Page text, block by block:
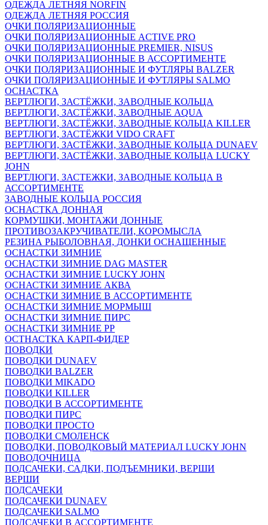
ОДЕЖДА ЛЕТНЯЯ NORFIN
ОДЕЖДА ЛЕТНЯЯ РОССИЯ
ОЧКИ ПОЛЯРИЗАЦИОННЫЕ
ОЧКИ ПОЛЯРИЗАЦИОННЫЕ ACTIVE PRO
ОЧКИ ПОЛЯРИЗАЦИОННЫЕ PREMIER, NISUS
ОЧКИ ПОЛЯРИЗАЦИОННЫЕ В АССОРТИМЕНТЕ
ОЧКИ ПОЛЯРИЗАЦИОННЫЕ И ФУТЛЯРЫ BALZER
ОЧКИ ПОЛЯРИЗАЦИОННЫЕ И ФУТЛЯРЫ SALMO
ОСНАСТКА
ВЕРТЛЮГИ, ЗАСТЁЖКИ, ЗАВОДНЫЕ КОЛЬЦА
ВЕРТЛЮГИ, ЗАСТЁЖКИ, ЗАВОДНЫЕ AQUA
ВЕРТЛЮГИ, ЗАСТЁЖКИ, ЗАВОДНЫЕ КОЛЬЦА KILLER
ВЕРТЛЮГИ, ЗАСТЁЖКИ VIDO CRAFT
ВЕРТЛЮГИ, ЗАСТЁЖКИ, ЗАВОДНЫЕ КОЛЬЦА DUNAEV
ВЕРТЛЮГИ, ЗАСТЁЖКИ, ЗАВОДНЫЕ КОЛЬЦА LUCKY
JOHN
ВЕРТЛЮГИ, ЗАСТЕЖКИ, ЗАВОДНЫЕ КОЛЬЦА В
АССОРТИМЕНТЕ
ЗАВОДНЫЕ КОЛЬЦА РОССИЯ
ОСНАСТКА ДОННАЯ
КОРМУШКИ, МОНТАЖИ ДОННЫЕ
ПРОТИВОЗАКРУЧИВАТЕЛИ, КОРОМЫСЛА
РЕЗИНА РЫБОЛОВНАЯ, ДОНКИ ОСНАЩЕННЫЕ
ОСНАСТКИ ЗИМНИЕ
ОСНАСТКИ ЗИМНИЕ DAG MASTER
ОСНАСТКИ ЗИМНИЕ LUCKY JOHN
ОСНАСТКИ ЗИМНИЕ АКВА
ОСНАСТКИ ЗИМНИЕ В АССОРТИМЕНТЕ
ОСНАСТКИ ЗИМНИЕ МОРМЫШ
ОСНАСТКИ ЗИМНИЕ ПИРС
ОСНАСТКИ ЗИМНИЕ РР
ОСТНАСТКА КАРП-ФИДЕР
ПОВОДКИ
ПОВОДКИ DUNAEV
ПОВОДКИ BALZER
ПОВОДКИ MIKADO
ПОВОДКИ KILLER
ПОВОДКИ В АССОРТИМЕНТЕ
ПОВОДКИ ПИРС
ПОВОДКИ ПРОСТО
ПОВОДКИ СМОЛЕНСК
ПОВОДКИ, ПОВОДКОВЫЙ МАТЕРИАЛ LUCKY JOHN
ПОВОДОЧНИЦА
ПОДСАЧЕКИ, САДКИ, ПОДЪЕМНИКИ, ВЕРШИ
ВЕРШИ
ПОДСАЧЕКИ
ПОДСАЧЕКИ DUNAEV
ПОДСАЧЕКИ SALMO
ПОДСАЧЕКИ В АССОРТИМЕНТЕ